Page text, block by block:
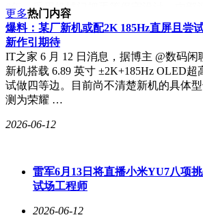
6年，采用机械门把手等保守设计，内部
周召开。他向央视新闻表示："品质没有
行业普遍追求12-18个月新车周期的背景
据显示，2025年长城汽车单车毛利降至
0.15万元。
品牌结构失衡问题日益凸显。2025年哈
量，坦克品牌增速放缓至0.74%，欧拉品
23.68%。定位高端的魏牌虽实现86.29%
生态链企业同样遭遇挑战。自动驾驶子
线失误和订单流失，于2025年11月全员
2023年撤回科创板IPO申请。虽然2026年
更多热门内容
爆料：某厂新机或配2K 185Hz直屏且尝
新作引期待
IT之家 6 月 12 日消息，据博主 @数码
新机搭载 6.89 英寸 ±2K+185Hz OLED
试做四等边。目前尚不清楚新机的具体
测为荣耀 …
2026-06-12
雷军6月13日将直播小米YU7八项
试场工程师
2026-06-12